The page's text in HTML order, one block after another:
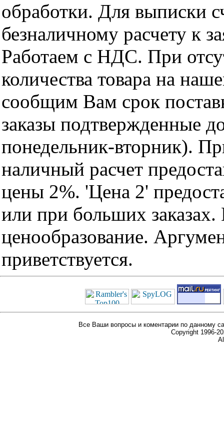
обработки. Для выписки
безналичному расчету к
Работаем с НДС. При
количества товара на
сообщим Вам срок
заказы подтвержденные
понедельник-вторник).
наличный расчет
цены 2%. 'Цена 2'
или при больших
ценообразование.
приветствуется.
Все Ваши вопросы и коментарии по данному
Copyright 1996-